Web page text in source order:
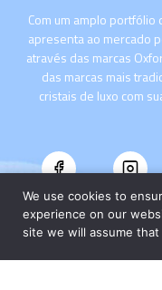
Com um amplo portfólio
apresenta ao mercado
através das marcas
das marcas mais
cristais de luxo com
We use cookies to
experience on our
site we will assume